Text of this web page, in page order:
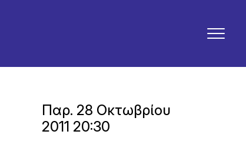
Παρ. 28 Οκτωβρίου
2011 20:30